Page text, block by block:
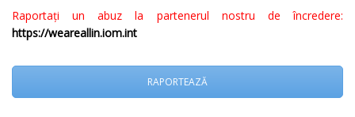
Raportați un abuz la partenerul nostru de încredere:
https://weareallin.iom.int
RAPORTEAZĂ